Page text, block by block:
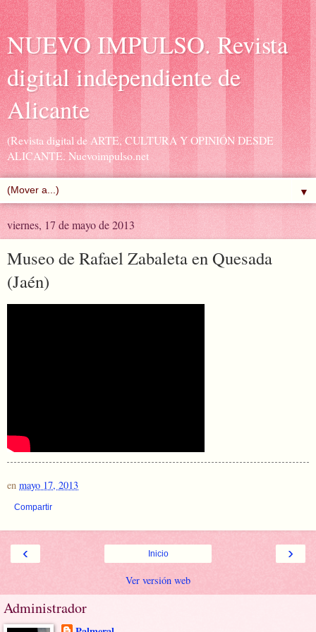
NUEVO IMPULSO. Revista
digital independiente de
Alicante
(Revista digital de ARTE, CULTURA Y OPINIÓN DESDE
ALICANTE. Nuevoimpulso.net
▼
viernes, 17 de mayo de 2013
Museo de Rafael Zabaleta en Quesada
(Jaén)
en mayo 17, 2013
Compartir
‹ ›
Inicio
Ver versión web
Administrador